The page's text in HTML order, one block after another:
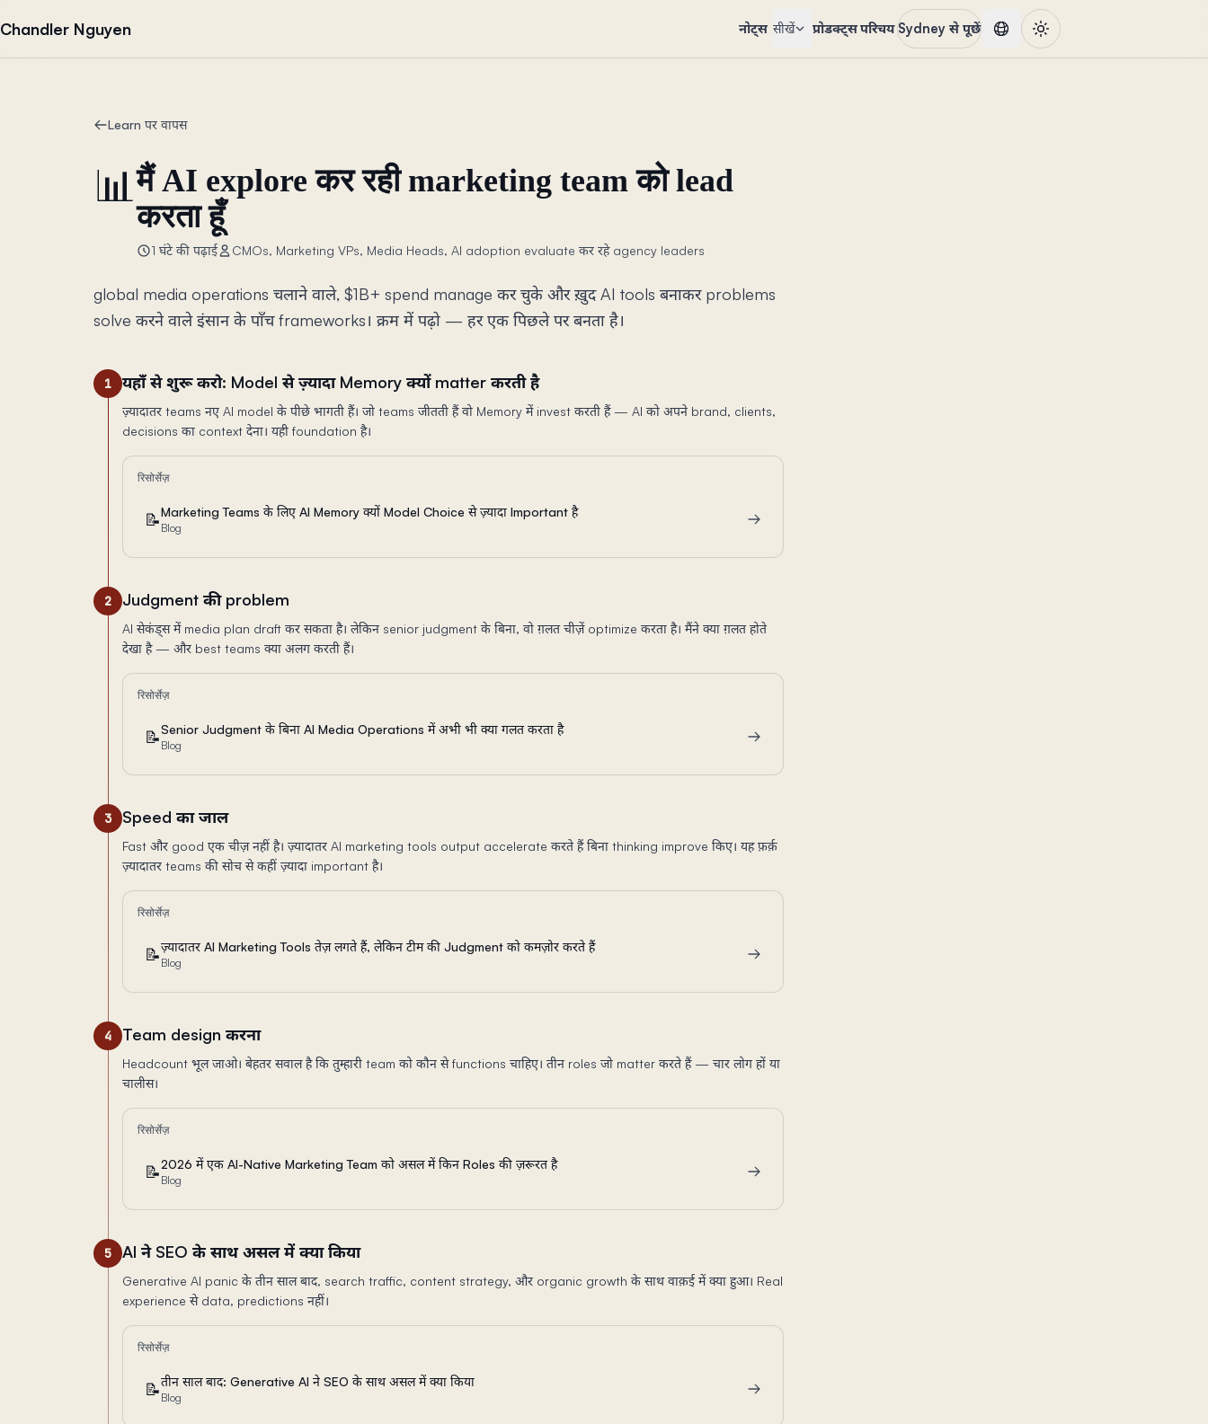
Chandler Nguyen नोट्स सीखें प्रोडक्ट्सपरिचय Sydney से पूछें
Learn पर वापस
📊मैं AI explore कर रही marketing team को lead
करता हूँ
1 घंटे की पढ़ाई CMOs, Marketing VPs, Media Heads, AI adoption evaluate कर रहे agency leaders
global media operations चलाने वाले, $1B+ spend manage कर चुके और ख़ुद AI tools बनाकर problems
solve करने वाले इंसान के पाँच frameworks। क्रम में पढ़ो — हर एक पिछले पर बनता है।
1 यहाँ से शुरू करो: Model से ज़्यादा Memory क्यों matter करती है
ज़्यादातर teams नए AI model के पीछे भागती हैं। जो teams जीतती हैं वो Memory में invest करती हैं — AI को अपने brand, clients,
decisions का context देना। यही foundation है।
रिसोर्सेज़
📝Marketing Teams के लिए AI Memory क्यों Model Choice से ज़्यादा Important है
Blog
2 Judgment की problem
AI सेकंड्स में media plan draft कर सकता है। लेकिन senior judgment के बिना, वो ग़लत चीज़ें optimize करता है। मैंने क्या ग़लत होते
देखा है — और best teams क्या अलग करती हैं।
रिसोर्सेज़
📝Senior Judgment के बिना AI Media Operations में अभी भी क्या गलत करता है
Blog
3 Speed का जाल
Fast और good एक चीज़ नहीं है। ज़्यादातर AI marketing tools output accelerate करते हैं बिना thinking improve किए। यह फ़र्क़
ज़्यादातर teams की सोच से कहीं ज़्यादा important है।
रिसोर्सेज़
📝ज़्यादातर AI Marketing Tools तेज़ लगते हैं, लेकिन टीम की Judgment को कमज़ोर करते हैं
Blog
4 Team design करना
Headcount भूल जाओ। बेहतर सवाल है कि तुम्हारी team को कौन से functions चाहिए। तीन roles जो matter करते हैं — चार लोग हों या
चालीस।
रिसोर्सेज़
📝2026 में एक AI-Native Marketing Team को असल में किन Roles की ज़रूरत है
Blog
5 AI ने SEO के साथ असल में क्या किया
Generative AI panic के तीन साल बाद, search traffic, content strategy, और organic growth के साथ वाक़ई में क्या हुआ। Real
experience से data, predictions नहीं।
रिसोर्सेज़
📝तीन साल बाद: Generative AI ने SEO के साथ असल में क्या किया
Blog